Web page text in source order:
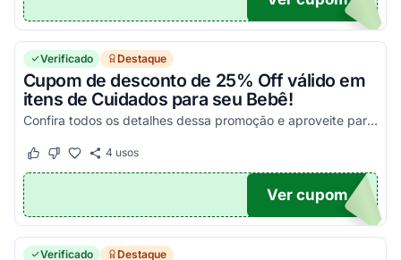
Verificado Destaque
Cupom de desconto de 25% Off válido em
itens de Cuidados para seu Bebê!
Confira todos os detalhes dessa promoção e aproveite para economizar da melhor maneira possível!
Este cupom funcionou
Este cupom não funcionou
4 usos
25
Ver cupom
Verificado Destaque